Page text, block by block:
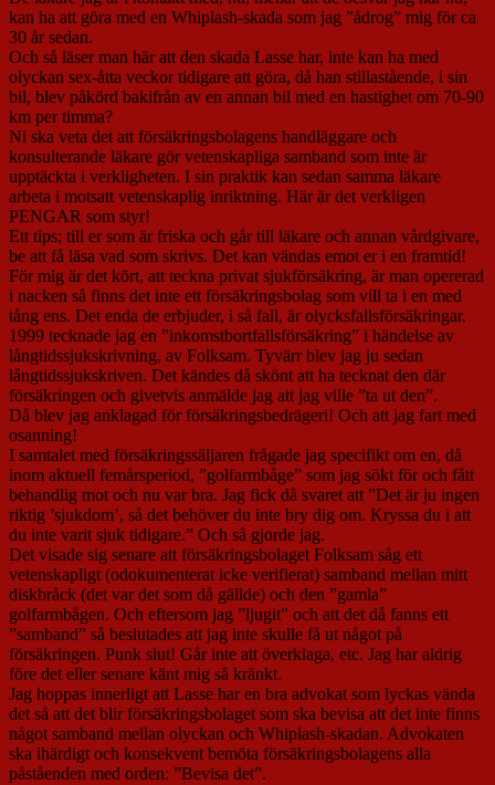
kan ha att göra med en Whiplash-skada som jag ”ådrog” mig för ca
30 år sedan.
Och så läser man här att den skada Lasse har, inte kan ha med
olyckan sex-åtta veckor tidigare att göra, då han stillastående, i sin
bil, blev påkörd bakifrån av en annan bil med en hastighet om 70-90
km per timma?
Ni ska veta det att försäkringsbolagens handläggare och
konsulterande läkare gör vetenskapliga samband som inte är
upptäckta i verkligheten. I sin praktik kan sedan samma läkare
arbeta i motsatt vetenskaplig inriktning. Här är det verkligen
PENGAR som styr!
Ett tips; till er som är friska och går till läkare och annan vårdgivare,
be att få läsa vad som skrivs. Det kan vändas emot er i en framtid!
För mig är det kört, att teckna privat sjukförsäkring, är man opererad
i nacken så finns det inte ett försäkringsbolag som vill ta i en med
tång ens. Det enda de erbjuder, i så fall, är olycksfallsförsäkringar.
1999 tecknade jag en ”inkomstbortfallsförsäkring” i händelse av
långtidssjukskrivning, av Folksam. Tyvärr blev jag ju sedan
långtidssjukskriven. Det kändes då skönt att ha tecknat den där
försäkringen och givetvis anmälde jag att jag ville ”ta ut den”.
Då blev jag anklagad för försäkringsbedrägeri! Och att jag fart med
osanning!
I samtalet med försäkringssäljaren frågade jag specifikt om en, då
inom aktuell femårsperiod, ”golfarmbåge” som jag sökt för och fått
behandlig mot och nu var bra. Jag fick då svaret att ”Det är ju ingen
riktig ’sjukdom’, så det behöver du inte bry dig om. Kryssa du i att
du inte varit sjuk tidigare.” Och så gjorde jag.
Det visade sig senare att försäkringsbolaget Folksam såg ett
vetenskapligt (odokumenterat icke verifierat) samband mellan mitt
diskbråck (det var det som då gällde) och den ”gamla”
golfarmbågen. Och eftersom jag ”ljugit” och att det då fanns ett
”samband” så beslutades att jag inte skulle få ut något på
försäkringen. Punk slut! Går inte att överklaga, etc. Jag har aldrig
före det eller senare känt mig så kränkt.
Jag hoppas innerligt att Lasse har en bra advokat som lyckas vända
det så att det blir försäkringsbolaget som ska bevisa att det inte finns
något samband mellan olyckan och Whiplash-skadan. Advokaten
ska ihärdigt och konsekvent bemöta försäkringsbolagens alla
påståenden med orden: ”Bevisa det”.